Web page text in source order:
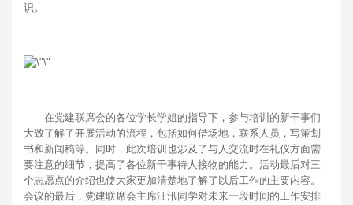
识。
在党建联席会的各位学长学姐的指导下，参与培训的新干事们
大致了解了开展活动的流程，包括如何借场地，联系人员，写策划
书和新闻稿等。同时，此次培训也涉及了与人交流时在礼仪方面需
要注意的细节，提高了各位新干事待人接物的能力。活动最后对三
个志愿点的介绍也使大家更加清楚地了解了以后工作的主要内容。
会议的最后，党建联席会主席汪汛同学对未来一段时间的工作安排